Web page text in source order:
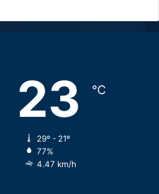
23 ℃
29º - 21º
77%
4.47 km/h